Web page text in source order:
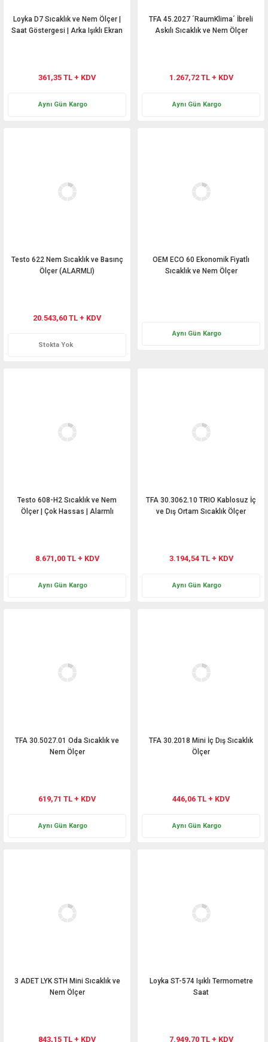
Loyka D7 Sıcaklık ve Nem Ölçer |
Saat Göstergesi | Arka Işıklı Ekran
361,35 TL + KDV
Aynı Gün Kargo
TFA 45.2027 ´RaumKlima´ İbreli
Askılı Sıcaklık ve Nem Ölçer
1.267,72 TL + KDV
Aynı Gün Kargo
Testo 622 Nem Sıcaklık ve Basınç
Ölçer (ALARMLI)
20.543,60 TL + KDV
Stokta Yok
OEM ECO 60 Ekonomik Fiyatlı
Sıcaklık ve Nem Ölçer
Aynı Gün Kargo
Testo 608-H2 Sıcaklık ve Nem
Ölçer | Çok Hassas | Alarmlı
8.671,00 TL + KDV
Aynı Gün Kargo
TFA 30.3062.10 TRIO Kablosuz İç
ve Dış Ortam Sıcaklık Ölçer
3.194,54 TL + KDV
Aynı Gün Kargo
TFA 30.5027.01 Oda Sıcaklık ve
Nem Ölçer
619,71 TL + KDV
Aynı Gün Kargo
TFA 30.2018 Mini İç Dış Sıcaklık
Ölçer
446,06 TL + KDV
Aynı Gün Kargo
3 ADET LYK STH Mini Sıcaklık ve
Nem Ölçer
843,15 TL + KDV
Loyka ST-574 Işıklı Termometre
Saat
7.949,70 TL + KDV